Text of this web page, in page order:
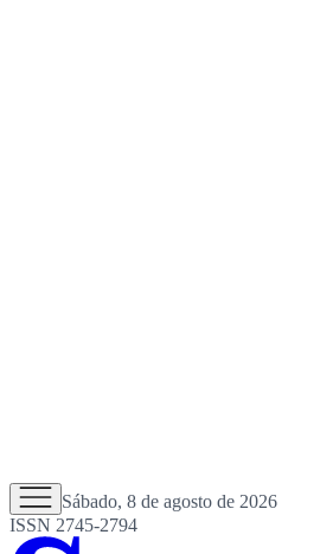
Sábado, 8 de agosto de 2026
ISSN 2745-2794